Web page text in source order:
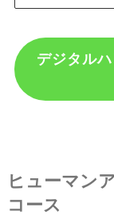
デジタル
ヒューマン
コース